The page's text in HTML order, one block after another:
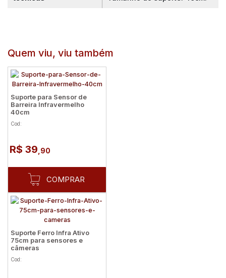
Quem viu, viu também
Suporte para Sensor de
Barreira Infravermelho
40cm
Cod:
R$ 39 ,90
COMPRAR
Suporte Ferro Infra Ativo
75cm para sensores e
câmeras
Cod: